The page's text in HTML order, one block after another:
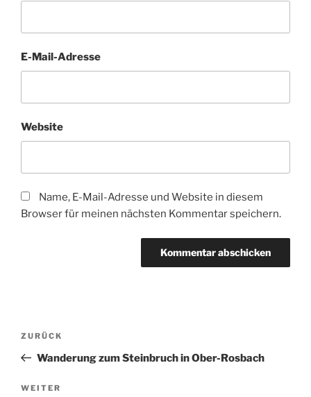
E-Mail-Adresse
Website
Name, E-Mail-Adresse und Website in diesem
Browser für meinen nächsten Kommentar speichern.
Beitragsnavigation
Vorheriger
Beitrag
ZURÜCK
Wanderung zum Steinbruch in Ober-Rosbach
Nächster
WEITER